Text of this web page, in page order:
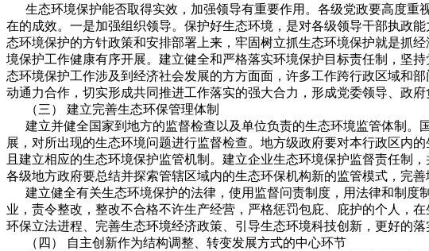
生态环境保护能否取得实效，加强领导有重要作用。各级党政要高度重
在的成效。一是加强组织领导。保护好生态环境，是对各级领导干部执政
态环境保护的方针政策和安排部署上来，牢固树立抓生态环境保护就是抓
境保护工作健康有序开展。建立健全和严格落实环境保护目标责任制，坚
态环境保护工作涉及到经济社会发展的方方面面，许多工作跨行政区域和
动通力合作，切实形成共同推进工作落实的强大合力，形成党委领导、政
（三） 建立完善生态环保管理体制
建立并健全国家到地方的监督检查以及单位负责的生态环境监管体制。
展，对所出现的生态环境问题进行监督检查。地方级政府要对本行政区内
且建立相应的生态环境保护监管机制。建立企业生态环境保护监督责任制
各级地方政府要总结并探索管辖区域内的生态环保机构新的监管模式，完善
建立健全有关生态环境保护的法律，使用监督问责制度，用法律和制度
业，责令整改，整改不合格不许生产经营，严格惩罚包庇、庇护的个人，
环保立法进程、完善生态环境经济政策、引导生态环境科技创新，更好的
（四） 自主创新作为结构调整、转变发展方式的中心环节